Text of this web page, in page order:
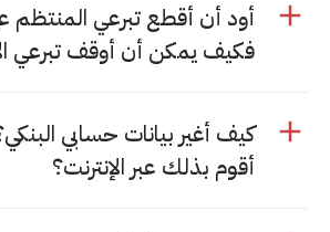
أود أن أقطع تبرعي المنتظم
فكيف يمكن أن أوقف تبرعي
كيف أغير بيانات حسابي
أقوم بذلك عبر الإنترنت؟